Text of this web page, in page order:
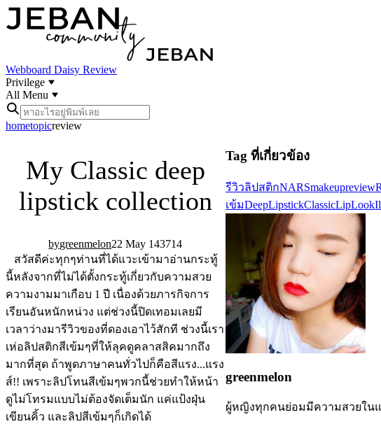
Webboard Daisy Review
Privilege
All Menu
hometopicreview
My Classic deep
lipstick collection
greenmelon22 May 143714
สวัสดีค่ะทุกๆท่านที่ได้แวะเข้ามาอ่านกระทู้
นี้หลังจากที่ไม่ได้ตั้งกระทู้เกี่ยวกับความสวย
ความงามมาเกือบ 1 ปี เนื่องด้วยภารกิจการ
เรียนอันหนักหน่วง แต่ช่วงนี้ปิดเทอมเลยมี
เวลาว่างมารีวิวของที่ดองเอาไว้สักที ช่วงนี้เรา
เห่อลิปสติกสีเข้มๆที่ให้ลุคดูคลาสสิคมากถึง
มากที่สุด ถ้าพูดภาษาคนทั่วไปก็คือสีแรง...แรง
ส์!! เพราะลิปโทนสีเข้มๆพวกนี้ช่วยทำให้หน้า
ดูไม่โทรมแบบไม่ต้องจัดเต็มนัก แค่แป้งฝุ่น
เขียนคิ้ว และลิปสีเข้มๆก็เกิดได้
Tag ที่เกี่ยวข้อง
รีวิวลิปสติกNARSmakeupreview
เข้มDeepLipstickClassicLipLook
greenmelon
ผู้หญิงทุกคนย่อมมีความสวยในแบ